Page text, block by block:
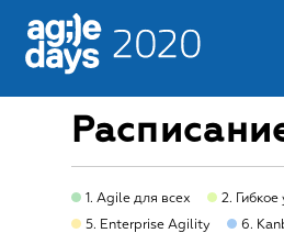
1. Agile для всех 2.
5. Enterprise Agility
6.